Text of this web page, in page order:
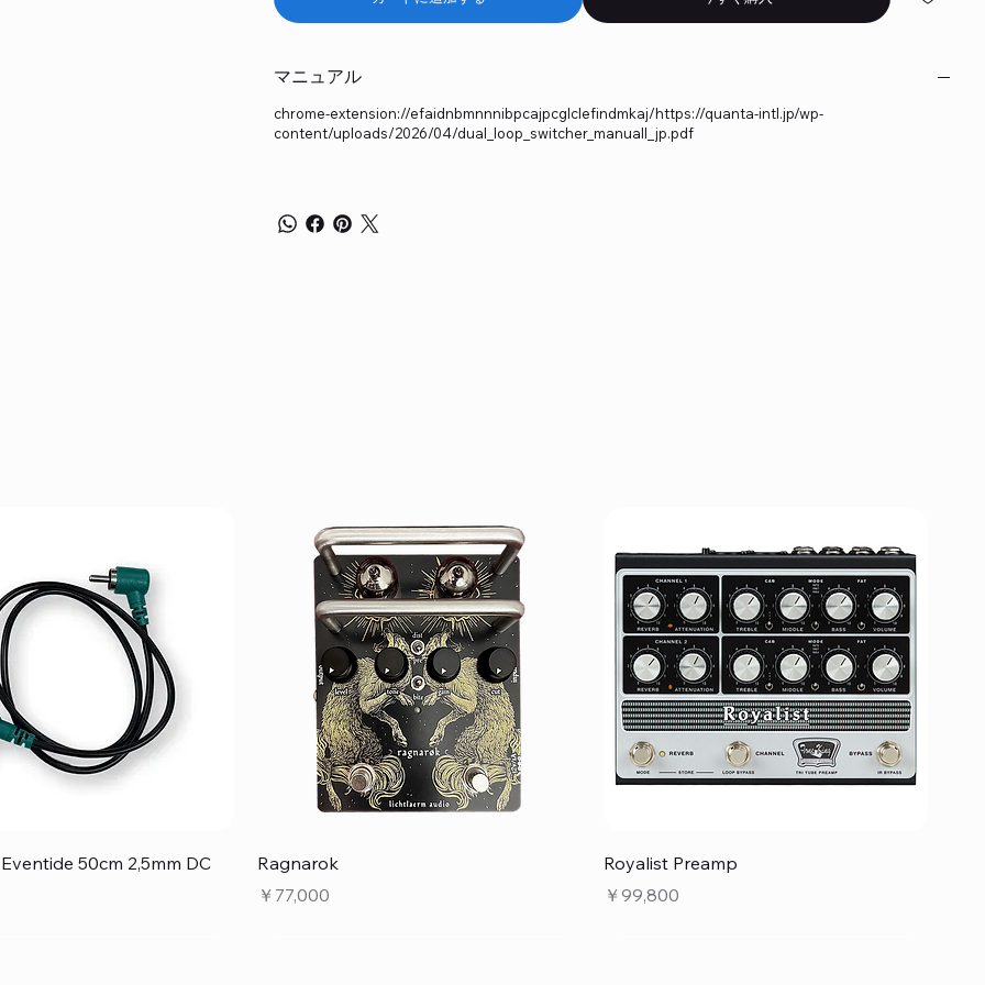
マニュアル
chrome-extension://efaidnbmnnnibpcajpcglclefindmkaj/https://quanta-intl.jp/wp-
content/uploads/2026/04/dual_loop_switcher_manuall_jp.pdf
クイックビュー50cm 2,5mm DC
Ragnarok
価格
￥77,000
クイックビュー
Royalist Preamp
価格
￥99,800